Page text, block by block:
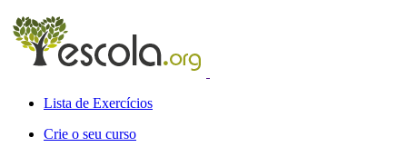
Lista de Exercícios
Crie o seu curso